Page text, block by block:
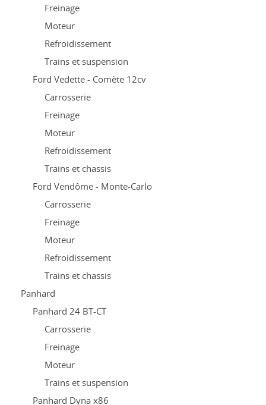
Freinage
Moteur
Refroidissement
Trains et suspension
Ford Vedette - Comète 12cv
Carrosserie
Freinage
Moteur
Refroidissement
Trains et chassis
Ford Vendôme - Monte-Carlo
Carrosserie
Freinage
Moteur
Refroidissement
Trains et chassis
Panhard
Panhard 24 BT-CT
Carrosserie
Freinage
Moteur
Trains et suspension
Panhard Dyna x86